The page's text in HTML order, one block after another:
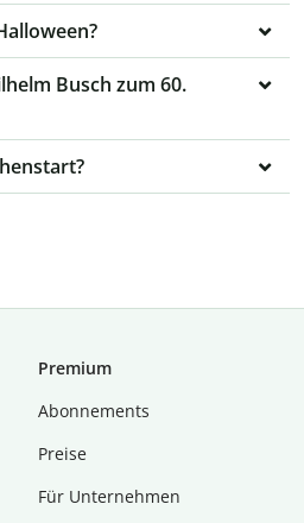
Busch zum 60.
Premium
Abon­ne­ments
Preise
Für Unternehmen